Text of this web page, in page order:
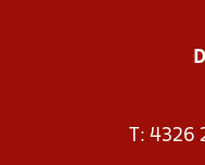
T: 4326